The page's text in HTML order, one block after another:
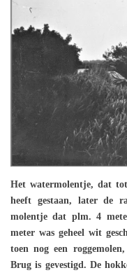
Het watermolentje, dat
heeft gestaan, later de
molentje dat plm. 4
meter was geheel wit
toen nog een
Brug is gevestigd. De